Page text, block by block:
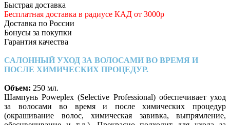
Быстрая доставка
Бесплатная доставка в радиусе КАД от 3000р
Доставка по России
Бонусы за покупки
Гарантия качества
САЛОННЫЙ УХОД ЗА ВОЛОСАМИ ВО ВРЕМЯ И
ПОСЛЕ ХИМИЧЕСКИХ ПРОЦЕДУР.
Объем: 250 мл.
Шампунь Poweplex (Selective Professional) обеспечивает уход
за волосами во время и после химических процедур
(окрашивание волос, химическая завивка, выпрямление,